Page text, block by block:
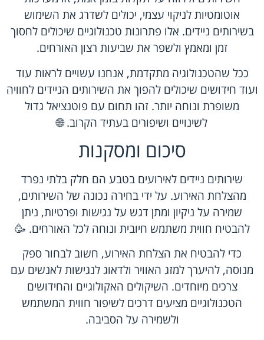
אוטומטיות לניקוי עצמי, יכולים לשדרג את השימוש
בשירותים ניידים. אלו פתרונות טכנולוגיים שיכולים לחסוך
זמן ומאמץ ולשפר את שביעות רצון האורחים.
ככל שהטכנולוגיה מתקדמת, אנחנו עשויים לראות עוד
ועוד חידושים שיכולים להפוך את השירותים הניידים לחוויה
משופרת ונוחה יותר. זהו תחום עם פוטנציאל גדול
לשינויים ושיפורים בעתיד הקרוב. 🌐
סיכום ומסקנות
שירותים ניידים לאירועים בטבע הם חלק בלתי נפרד
מהצלחת האירוע. על ידי בחירה נכונה של השירותים,
שמירה על ניקיון ומתן דגש על נגישות ופרטיות, ניתן
להבטיח חווית משתמש חיובית ונוחה לכל האורחים. 🥳
כדי להבטיח את הצלחת האירוע, חשוב לבחור ספק
מנוסה, להיערך למזג האוויר ולדאוג לנגישות לאנשים עם
צרכים מיוחדים. השיקולים האקולוגיים והחידושים
הטכנולוגיים מציעים דרכים לשיפור חווית המשתמש
ולשמירה על הסביבה.